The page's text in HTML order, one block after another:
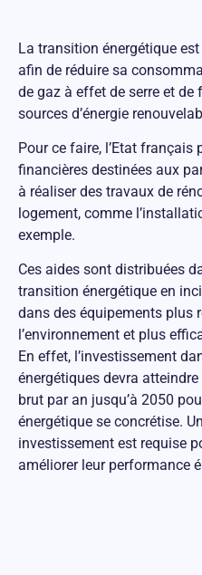
La transition énergétique
afin de réduire sa
de gaz à effet de serre et de
sources d’énergie
Pour ce faire, l’Etat français
financières destinées aux
à réaliser des travaux de
logement, comme
exemple.
Ces aides sont distribuées
transition énergétique en
dans des équipements plus
l’environnement et plus
En effet, l’investissement
énergétiques devra
brut par an jusqu’à 2050
énergétique se concrétise.
investissement est requise
améliorer leur performance